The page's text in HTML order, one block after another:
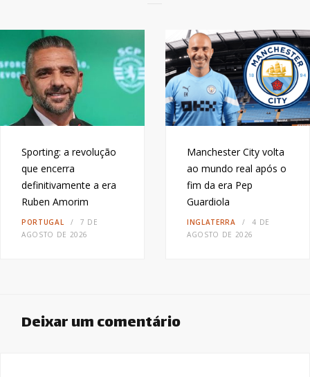
Sporting: a revolução
que encerra
definitivamente a era
Ruben Amorim
PORTUGAL
7 DE
AGOSTO DE 2026
Manchester City volta
ao mundo real após o
fim da era Pep
Guardiola
INGLATERRA
4 DE
AGOSTO DE 2026
Deixar um comentário